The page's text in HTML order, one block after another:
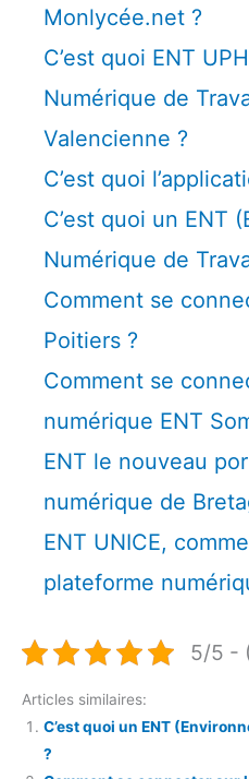
Monlycée.net ?
C’est quoi ENT
Numérique de
Valencienne ?
C’est quoi
C’est quoi un ENT
Numérique de
Comment se
Poitiers ?
Comment se
numérique ENT
ENT le nouveau
numérique de
ENT UNICE,
plateforme
5/5 -
Articles similaires:
C’est quoi un ENT
?